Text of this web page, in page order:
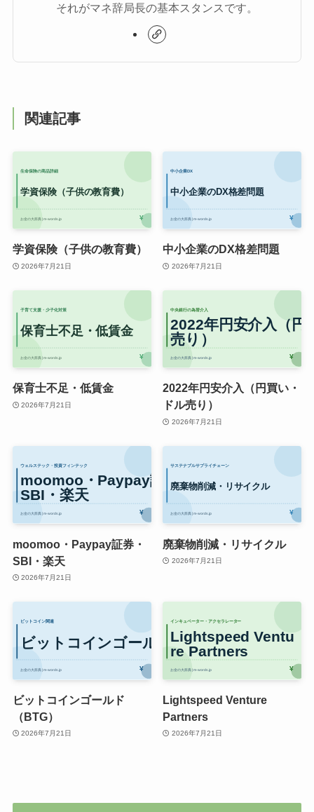
それがマネ辞局長の基本スタンスです。
関連記事
学資保険（子供の教育費）
2026年7月21日
中小企業のDX格差問題
2026年7月21日
保育士不足・低賃金
2026年7月21日
2022年円安介入（円買い・
ドル売り）
2026年7月21日
moomoo・Paypay証券・
SBI・楽天
2026年7月21日
廃棄物削減・リサイクル
2026年7月21日
ビットコインゴールド
（BTG）
2026年7月21日
Lightspeed Venture
Partners
2026年7月21日